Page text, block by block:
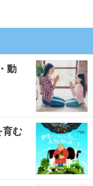
動
育む